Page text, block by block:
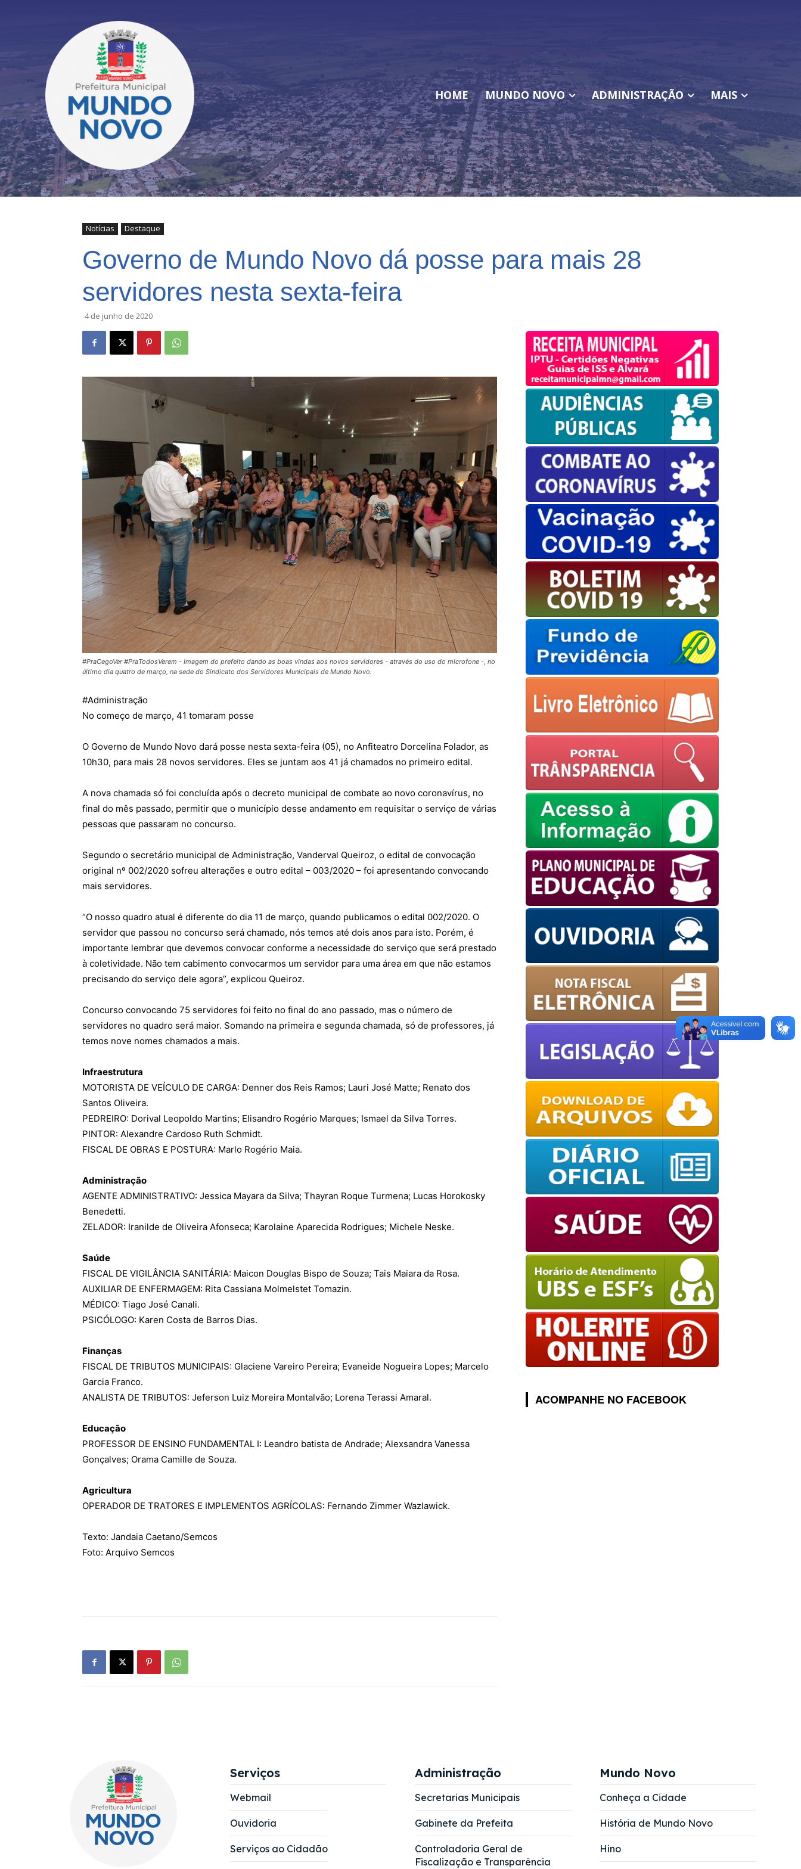
European Commission | Cookies Policy
HOME MUNDO NOVO ADMINISTRAÇÃO MAIS
Notícias Destaque
Governo de Mundo Novo dá posse para mais 28
servidores nesta sexta-feira
4 de junho de 2020
#PraCegoVer #PraTodosVerem - Imagem do prefeito dando as boas vindas aos novos servidores - através do uso do microfone -, no
último dia quatro de março, na sede do Sindicato dos Servidores Municipais de Mundo Novo.
#Administração
No começo de março, 41 tomaram posse
O Governo de Mundo Novo dará posse nesta sexta-feira (05), no Anfiteatro Dorcelina Folador, as
10h30, para mais 28 novos servidores. Eles se juntam aos 41 já chamados no primeiro edital.
A nova chamada só foi concluída após o decreto municipal de combate ao novo coronavírus, no
final do mês passado, permitir que o município desse andamento em requisitar o serviço de várias
pessoas que passaram no concurso.
Segundo o secretário municipal de Administração, Vanderval Queiroz, o edital de convocação
original nº 002/2020 sofreu alterações e outro edital – 003/2020 – foi apresentando convocando
mais servidores.
“O nosso quadro atual é diferente do dia 11 de março, quando publicamos o edital 002/2020. O
servidor que passou no concurso será chamado, nós temos até dois anos para isto. Porém, é
importante lembrar que devemos convocar conforme a necessidade do serviço que será prestado
à coletividade. Não tem cabimento convocarmos um servidor para uma área em que não estamos
precisando do serviço dele agora”, explicou Queiroz.
Concurso convocando 75 servidores foi feito no final do ano passado, mas o número de
servidores no quadro será maior. Somando na primeira e segunda chamada, só de professores, já
temos nove nomes chamados a mais.
Infraestrutura
MOTORISTA DE VEÍCULO DE CARGA: Denner dos Reis Ramos; Lauri José Matte; Renato dos
Santos Oliveira.
PEDREIRO: Dorival Leopoldo Martins; Elisandro Rogério Marques; Ismael da Silva Torres.
PINTOR: Alexandre Cardoso Ruth Schmidt.
FISCAL DE OBRAS E POSTURA: Marlo Rogério Maia.
Administração
AGENTE ADMINISTRATIVO: Jessica Mayara da Silva; Thayran Roque Turmena; Lucas Horokosky
Benedetti.
ZELADOR: Iranilde de Oliveira Afonseca; Karolaine Aparecida Rodrigues; Michele Neske.
Saúde
FISCAL DE VIGILÂNCIA SANITÁRIA: Maicon Douglas Bispo de Souza; Tais Maiara da Rosa.
AUXILIAR DE ENFERMAGEM: Rita Cassiana Molmelstet Tomazin.
MÉDICO: Tiago José Canali.
PSICÓLOGO: Karen Costa de Barros Dias.
Finanças
FISCAL DE TRIBUTOS MUNICIPAIS: Glaciene Vareiro Pereira; Evaneide Nogueira Lopes; Marcelo
Garcia Franco.
ANALISTA DE TRIBUTOS: Jeferson Luiz Moreira Montalvão; Lorena Terassi Amaral.
Educação
PROFESSOR DE ENSINO FUNDAMENTAL I: Leandro batista de Andrade; Alexsandra Vanessa
Gonçalves; Orama Camille de Souza.
Agricultura
OPERADOR DE TRATORES E IMPLEMENTOS AGRÍCOLAS: Fernando Zimmer Wazlawick.
Texto: Jandaia Caetano/Semcos
Foto: Arquivo Semcos
ACOMPANHE NO FACEBOOK
Serviços
Webmail
Ouvidoria
Serviços ao Cidadão
Administração
Secretarias Municipais
Gabinete da Prefeita
Controladoria Geral de
Fiscalização e Transparência
Mundo Novo
Conheça a Cidade
História de Mundo Novo
Hino